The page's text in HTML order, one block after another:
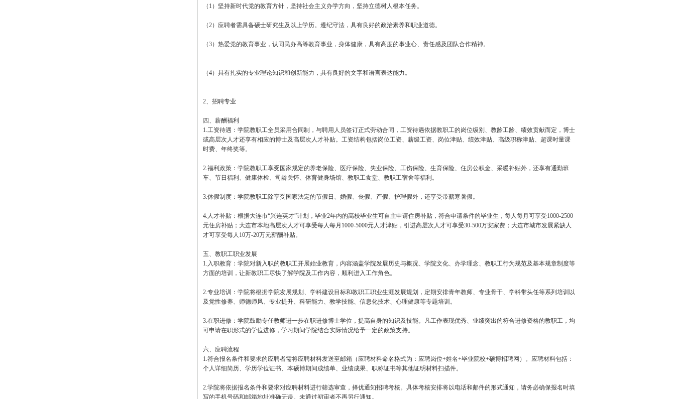
（1）坚持新时代党的教育方针，坚持社会主义办学方向，坚持立德树人根本任务。
（2）应聘者需具备硕士研究生及以上学历。遵纪守法，具有良好的政治素养和职业道德。
（3）热爱党的教育事业，认同民办高等教育事业，身体健康，具有高度的事业心、责任感及团队合作精神。
（4）具有扎实的专业理论知识和创新能力，具有良好的文字和语言表达能力。
2、招聘专业
四、薪酬福利
1.工资待遇：学院教职工全员采用合同制，与聘用人员签订正式劳动合同，工资待遇依据教职工的岗位级别、教龄工龄、绩效贡献而定，博士
或高层次人才还享有相应的博士及高层次人才补贴。工资结构包括岗位工资、薪级工资、岗位津贴、绩效津贴、高级职称津贴、超课时量课
时费、年终奖等。
2.福利政策：学院教职工享受国家规定的养老保险、医疗保险、失业保险、工伤保险、生育保险、住房公积金、采暖补贴外，还享有通勤班
车、节日福利、健康体检、司龄关怀、体育健身场馆、教职工食堂、教职工宿舍等福利。
3.休假制度：学院教职工除享受国家法定的节假日、婚假、丧假、产假、护理假外，还享受带薪寒暑假。
4.人才补贴：根据大连市“兴连英才”计划，毕业2年内的高校毕业生可自主申请住房补贴，符合申请条件的毕业生，每人每月可享受1000-2500
元住房补贴；大连市本地高层次人才可享受每人每月1000-5000元人才津贴，引进高层次人才可享受30-500万安家费；大连市城市发展紧缺人
才可享受每人10万-20万元薪酬补贴。
五、教职工职业发展
1.入职教育：学院对新入职的教职工开展始业教育，内容涵盖学院发展历史与概况、学院文化、办学理念、教职工行为规范及基本规章制度等
方面的培训，让新教职工尽快了解学院及工作内容，顺利进入工作角色。
2.专业培训：学院将根据学院发展规划、学科建设目标和教职工职业生涯发展规划，定期安排青年教师、专业骨干、学科带头任等系列培训以
及党性修养、师德师风、专业提升、科研能力、教学技能、信息化技术、心理健康等专题培训。
3.在职进修：学院鼓励专任教师进一步在职进修博士学位，提高自身的知识及技能。凡工作表现优秀、业绩突出的符合进修资格的教职工，均
可申请在职形式的学位进修，学习期间学院结合实际情况给予一定的政策支持。
六、应聘流程
1.符合报名条件和要求的应聘者需将应聘材料发送至邮箱（应聘材料命名格式为：应聘岗位+姓名+毕业院校+硕博招聘网）。应聘材料包括：
个人详细简历、学历学位证书、本硕博期间成绩单、业绩成果、职称证书等其他证明材料扫描件。
2.学院将依据报名条件和要求对应聘材料进行筛选审查，择优通知招聘考核。具体考核安排将以电话和邮件的形式通知，请务必确保报名时填
写的手机号码和邮箱地址准确无误。未通过初审者不再另行通知。